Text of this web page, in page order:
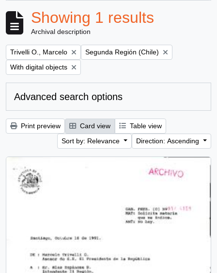
Showing 1 results
Archival description
Remove filter:
Trivelli O., Marcelo Remove filter:
Segunda Región (Chile)
Remove filter:
With digital objects
Advanced search options
Print preview Card view
Table view
Sort by: Relevance
Direction: Ascending